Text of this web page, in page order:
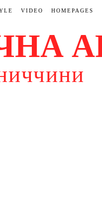
VIDEO HOMEPAGES